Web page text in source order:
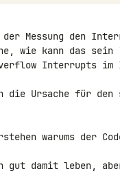
Messung den
wie kann das sein
Interrupts im
Ursache für den
warums der
gut damit leben,